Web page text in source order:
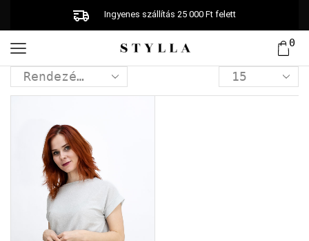
Ingyenes szállítás 25 000 Ft felett
0